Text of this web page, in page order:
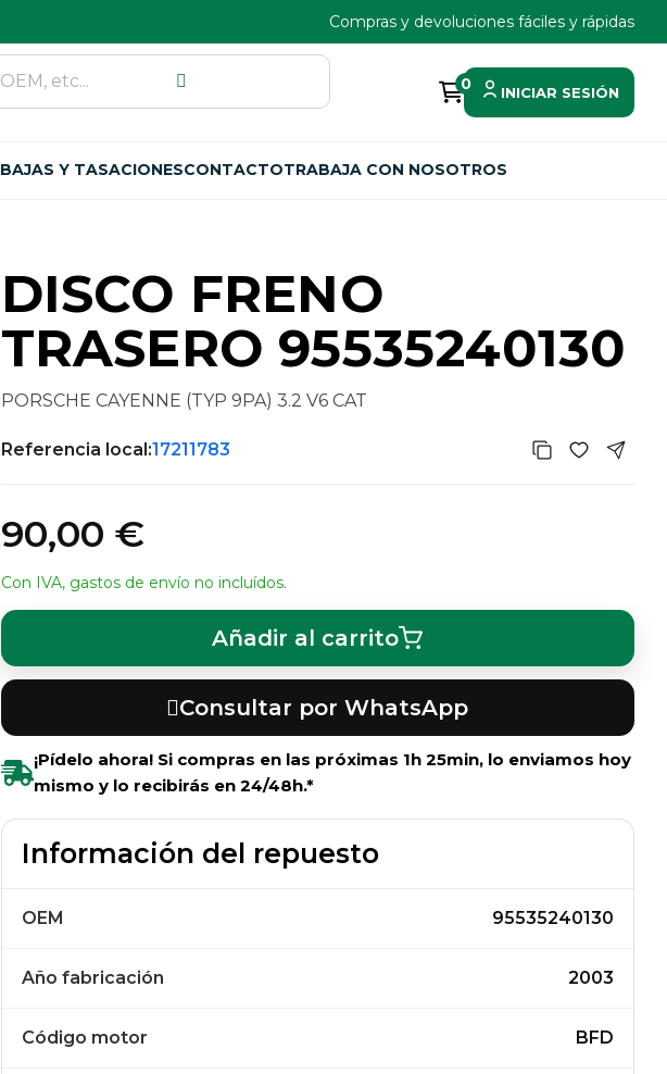
Compras y devoluciones fáciles y rápidas
0 INICIAR SESIÓN
BAJAS Y TASACIONESCONTACTOTRABAJA CON NOSOTROS
DISCO FRENO
TRASERO 95535240130
PORSCHE CAYENNE (TYP 9PA) 3.2 V6 CAT
Referencia local:17211783
90,00 €
Con IVA, gastos de envío no incluídos.
Añadir al carrito
Consultar por WhatsApp
¡Pídelo ahora! Si compras en las próximas 1h 25min, lo enviamos hoy
mismo y lo recibirás en 24/48h.*
Información del repuesto
OEM 95535240130
Año fabricación 2003
Código motor BFD